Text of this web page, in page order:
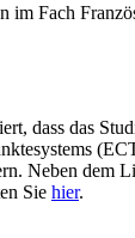
im Fach
dass das
Neben dem
Sie hier.